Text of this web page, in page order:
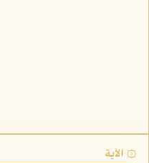
۞ الآية